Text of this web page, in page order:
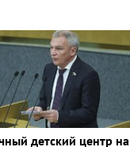
детский центр на